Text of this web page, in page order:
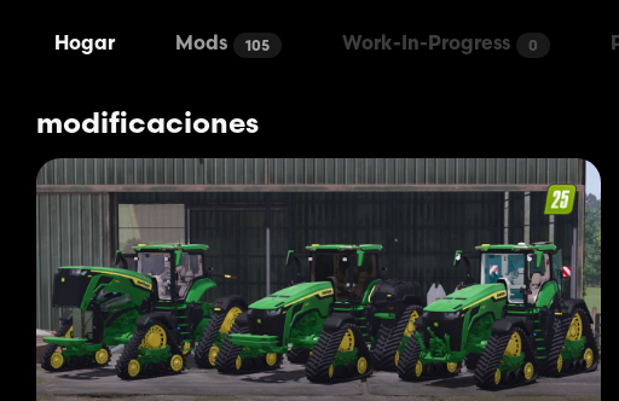
Hogar Mods 105 Work-In-Progress 0
modificaciones